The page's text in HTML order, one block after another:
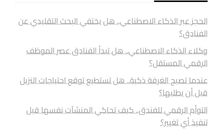
الحجز عبر الذكاء الاصطناعي.. هل يختفي البحث التقليدي عن
الفنادق؟
وكلاء الذكاء الاصطناعي.. هل تبدأ الفنادق عصر الموظف
الرقمي المستقل؟
عندما تصبح الغرفة ذكية.. هل تستطيع توقع احتياجات النزيل
قبل أن يطلبها؟
التوأم الرقمي للفندق.. كيف تحاكي المنشآت نفسها قبل
تنفيذ أي تغيير؟